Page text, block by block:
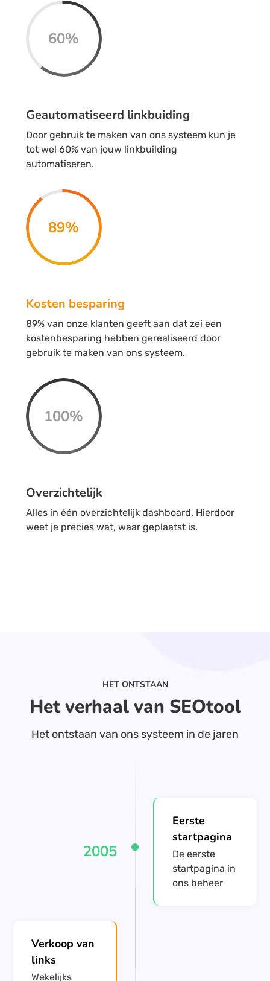
60%
Geautomatiseerd linkbuiding
Door gebruik te maken van ons systeem kun je
tot wel 60% van jouw linkbuilding
automatiseren.
89%
Kosten besparing
89% van onze klanten geeft aan dat zei een
kostenbesparing hebben gerealiseerd door
gebruik te maken van ons systeem.
100%
Overzichtelijk
Alles in één overzichtelijk dashboard. Hierdoor
weet je precies wat, waar geplaatst is.
HET ONTSTAAN
Het verhaal van SEOtool
Het ontstaan van ons systeem in de jaren
2005
Eerste
startpagina
De eerste
startpagina in
ons beheer
Verkoop van
links
Wekelijks